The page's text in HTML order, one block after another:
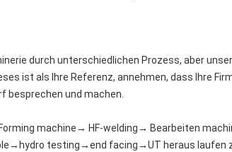
durch unterschiedlichen Prozess, aber
ist als Ihre Referenz, annehmen, dass Ihre
besprechen und machen.
machine→ HF-welding→ Bearbeiten
testing→end facing→UT heraus laufen